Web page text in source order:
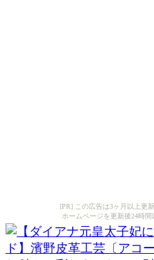
[PR] この広告は3ヶ月以上更
ホームページを更新後24時間